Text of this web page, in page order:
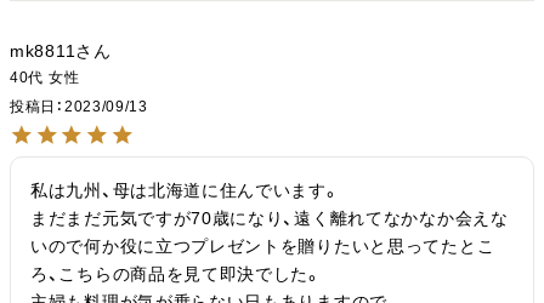
mk8811
40代 女性
投稿日
2023/09/13
私は九州、母は北海道に住んでいます。
まだまだ元気ですが70歳になり、遠く離れてなかなか会えな
いので何か役に立つプレゼントを贈りたいと思ってたとこ
ろ、こちらの商品を見て即決でした。